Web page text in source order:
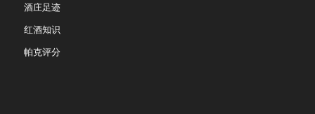
酒庄足迹
红酒知识
帕克评分